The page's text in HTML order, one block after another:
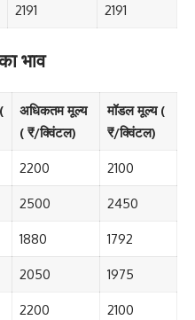
2191 2191
भाव
अधिकतम मूल्य
( ₹/क्विंटल)
मॉडल मूल्य (
₹/क्विंटल)
2200 2100
2500 2450
1880 1792
2050 1975
2200 2100